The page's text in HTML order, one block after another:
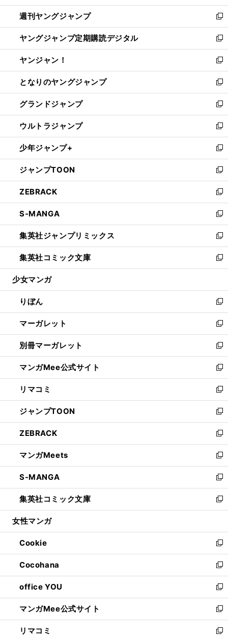
開
く
ウ
で
開
く
ン
ド
ウ
で
開
く
ウ
ィ
ン
ド
ウ
で
開
く
週刊ヤングジャンプ
新
し
い
ウ
ィ
ン
ド
ウ
で
開
く
ヤングジャンプ定期購読デジタル
新
し
い
ウ
ィ
ン
ド
ウ
で
開
く
ヤンジャン！
新
し
い
ウ
ィ
ン
ド
ウ
で
開
く
となりのヤングジャンプ
新
し
い
ウ
ィ
ン
ド
ウ
で
開
く
グランドジャンプ
新
し
い
ウ
ィ
ン
ド
ウ
で
開
く
ウルトラジャンプ
新
し
い
ウ
ィ
ン
ド
ウ
で
開
く
少年ジャンプ+
新
し
い
ウ
ィ
ン
ド
ウ
で
開
く
ジャンプTOON
新
し
い
ウ
ィ
ン
ド
ウ
で
開
ZEBRACK
新
し
い
ウ
ィ
ン
ド
ウ
開
く
S-MANGA
新
し
い
ウ
ィ
ン
ウ
で
開
く
集英社ジャンプリミックス
新
し
い
ウ
ン
ド
ウ
で
開
く
集英社コミック文庫
新
し
ウ
ィ
ン
ド
ウ
で
開
く
少女マンガ
りぼん
新
し
い
ウ
ィ
ン
ド
ウ
で
開
く
マーガレット
新
し
い
ウ
ィ
ン
ド
ウ
で
開
く
別冊マーガレット
新
し
い
ウ
ィ
ン
ド
ウ
で
開
く
マンガMee公式サイト
新
し
い
ウ
ィ
ン
ド
ウ
で
開
く
リマコミ
新
し
い
ウ
ィ
ン
ド
ウ
で
開
く
ジャンプTOON
新
し
い
ウ
ィ
ン
ド
ウ
で
開
ZEBRACK
新
し
い
ウ
ィ
ン
ド
ウ
開
く
マンガMeets
新
し
い
ウ
ィ
ン
ウ
で
開
く
S-MANGA
新
し
い
ウ
ン
ド
ウ
で
開
く
集英社コミック文庫
新
し
ウ
ィ
ン
ド
ウ
で
開
く
女性マンガ
Cookie
新
し
い
ウ
ィ
ン
ド
ウ
で
Cocohana
新
し
い
ウ
ィ
ン
ド
office YOU
新
し
い
ウ
ィ
マンガMee公式サイト
新
し
い
リマコミ 新